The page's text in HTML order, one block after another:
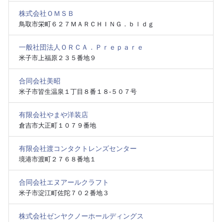
株式会社ＯＭＳＢ
鳥取市栄町６２７ＭＡＲＣＨＩＮＧ．ｂｌｄｇ
一般社団法人ＯＲＣＡ．Ｐｒｅｐａｒｅ
米子市上福原２３５番地９
合同会社美昭
米子市皆生温泉１丁目８番１８‐５０７号
有限会社やまや洋装店
倉吉市大正町１０７９番地
有限会社渡コンタクトレンズセンター
境港市渡町２７６８番地１
合同会社エヌアールクラフト
米子市淀江町佐陀７０２番地３
株式会社ゼンヤクノーホールディングス